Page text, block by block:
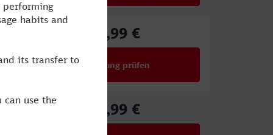
43,99 €
Verbindung prüfen
40,99 €